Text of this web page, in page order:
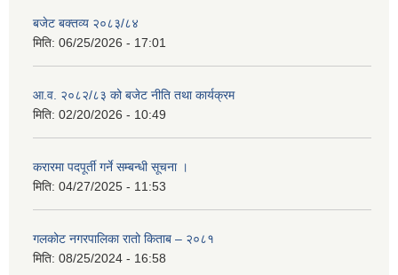
बजेट बक्तव्य २०८३/८४
मिति: 06/25/2026 - 17:01
आ.व. २०८२/८३ को बजेट नीति तथा कार्यक्रम
मिति: 02/20/2026 - 10:49
करारमा पदपूर्ती गर्ने सम्बन्धी सूचना ।
मिति: 04/27/2025 - 11:53
गलकोट नगरपालिका रातो किताब – २०८१
मिति: 08/25/2024 - 16:58